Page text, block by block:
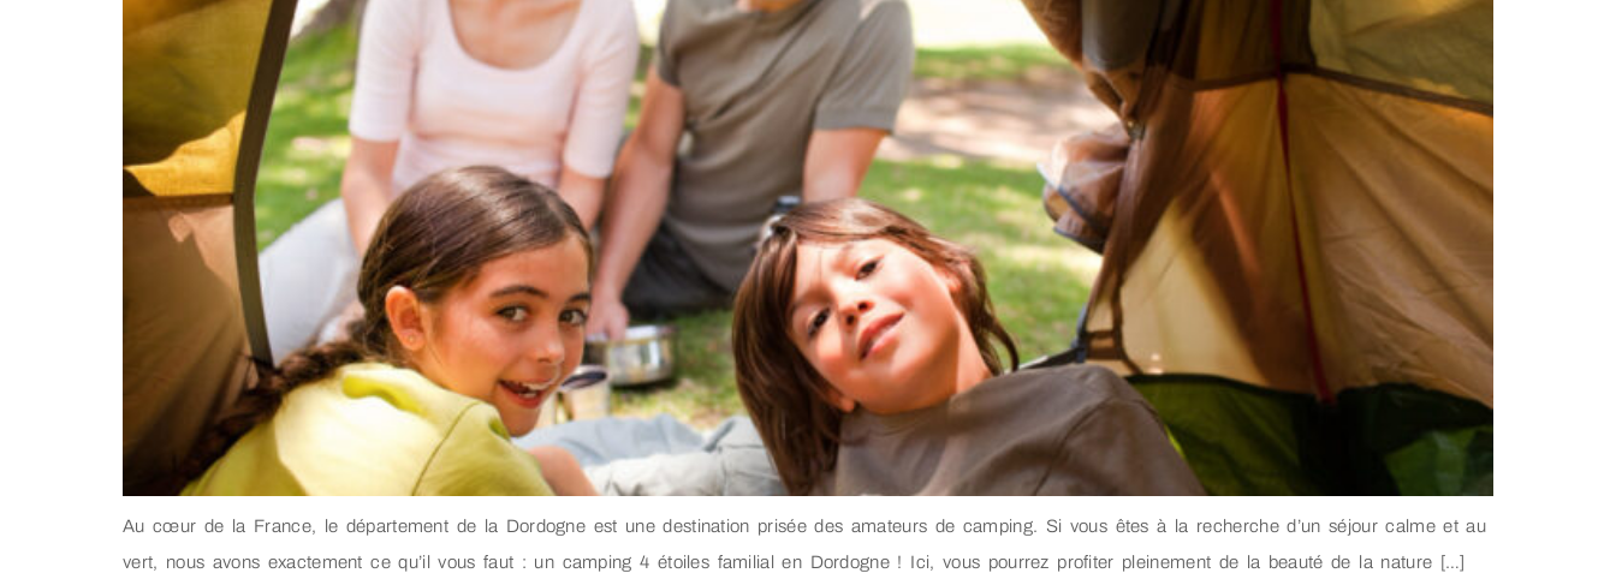
Au cœur de la France, le département de la Dordogne est une destination prisée des amateurs de camping. Si vous êtes à la recherche d’un séjour calme et au
vert, nous avons exactement ce qu’il vous faut : un camping 4 étoiles familial en Dordogne ! Ici, vous pourrez profiter pleinement de la beauté de la nature […]